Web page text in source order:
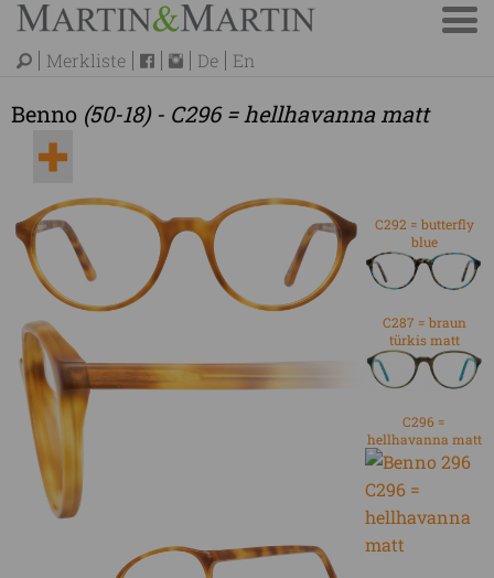
Merkliste De En
Benno (50-18) - C296 = hellhavanna matt
C292 = butterfly
blue
C287 = braun
türkis matt
C296 =
hellhavanna matt